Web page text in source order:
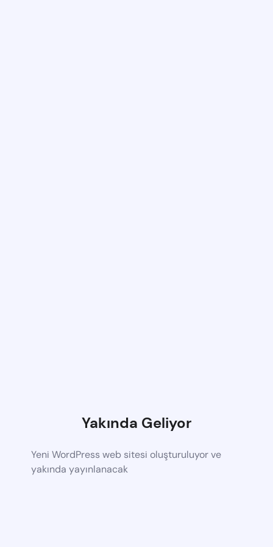
Yakında Geliyor
Yeni WordPress web sitesi oluşturuluyor ve
yakında yayınlanacak